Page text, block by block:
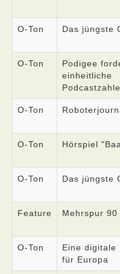
O-Ton Das jüngste
O-Ton
Podigee
einheitliche
O-Ton
O-Ton Hörspiel
O-Ton Das jüngste
Feature Mehrspur 90
O-Ton
Eine digitale
für Europa